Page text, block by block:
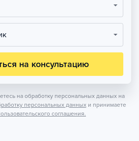
на консультацию
на обработку персональных данных на
персональных данных и принимаете
соглашения.